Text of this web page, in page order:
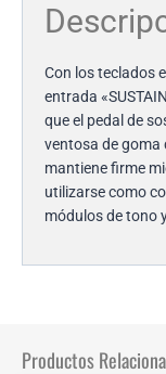
Con los teclados
entrada
que el pedal de
ventosa de goma
mantiene firme
utilizarse como
módulos de tono
Productos